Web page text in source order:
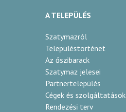
A TELEPÜLÉS
Szatymazról
Településtörténet
Az őszibarack
Szatymaz jelesei
Partnertelepülés
Cégek és szolgáltatások
Rendezési terv